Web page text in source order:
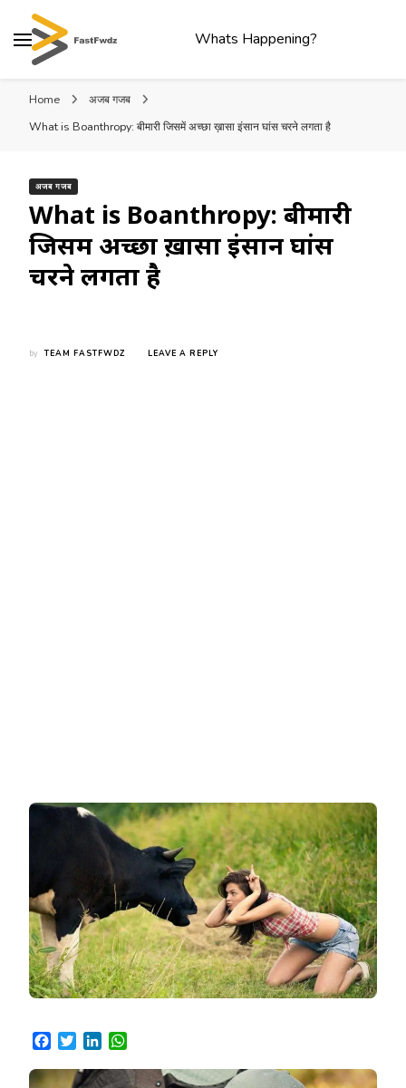
Whats Happening?
Home
अजब गजब
What is Boanthropy: बीमारी जिसमें अच्छा ख़ासा इंसान घांस चरने लगता है
अजब गजब
What is Boanthropy: बीमारी
जिसमें अच्छा ख़ासा इंसान घांस
चरने लगता है
by TEAM FASTFWDZ LEAVE A REPLY
Facebook
TwitterLinkedIn